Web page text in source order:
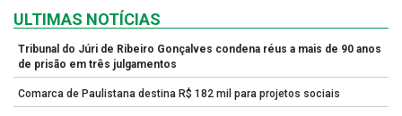
ULTIMAS NOTÍCIAS
Tribunal do Júri de Ribeiro Gonçalves condena réus a mais de 90 anos
de prisão em três julgamentos
Comarca de Paulistana destina R$ 182 mil para projetos sociais